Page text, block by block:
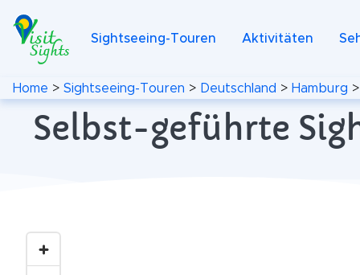
Sightseeing-Touren Aktivitäten
Home > Sightseeing-Touren > Deutschland > Hamburg >
Selbst-geführte